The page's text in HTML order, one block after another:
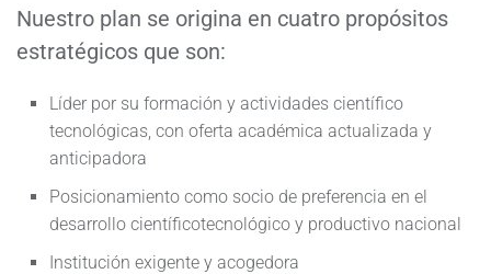
Nuestro plan se origina en cuatro propósitos
estratégicos que son:
Líder por su formación y actividades científico
tecnológicas, con oferta académica actualizada y
anticipadora
Posicionamiento como socio de preferencia en el
desarrollo científicotecnológico y productivo nacional
Institución exigente y acogedora